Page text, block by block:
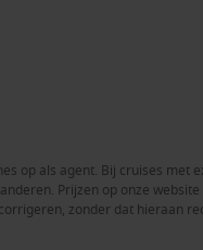
op als agent. Bij cruises
Prijzen op onze
zonder dat hieraan